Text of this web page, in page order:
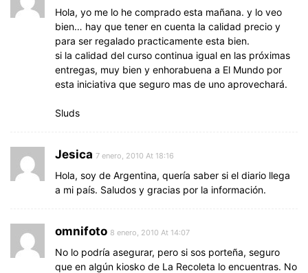
Hola, yo me lo he comprado esta mañana. y lo veo
bien… hay que tener en cuenta la calidad precio y
para ser regalado practicamente esta bien.
si la calidad del curso continua igual en las próximas
entregas, muy bien y enhorabuena a El Mundo por
esta iniciativa que seguro mas de uno aprovechará.
Sluds
Jesica 7 enero, 2010 At 18:16
Hola, soy de Argentina, quería saber si el diario llega
a mi país. Saludos y gracias por la información.
omnifoto 8 enero, 2010 At 14:07
No lo podría asegurar, pero si sos porteña, seguro
que en algún kiosko de La Recoleta lo encuentras. No